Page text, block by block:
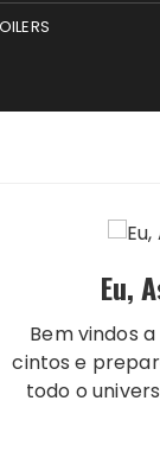
Eu,
Bem vindos
cintos e
todo o